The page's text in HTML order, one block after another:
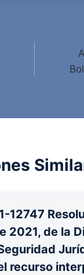
12747
2021, de la
recurso